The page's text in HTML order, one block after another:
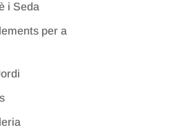
i Seda
per a